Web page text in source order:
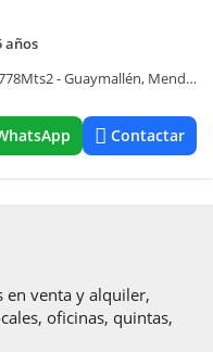
años
Casa en venta - 3 Dormitorios 2 Baños - 778Mts2 - Guaymallén, Mendoza
Contactar
en venta y alquiler,
oficinas, quintas,